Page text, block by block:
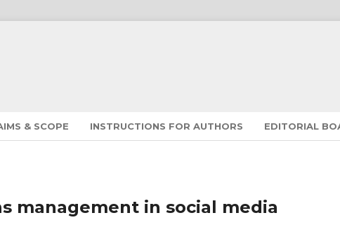
& SCOPE INSTRUCTIONS FOR AUTHORS EDITORIAL
management in social media